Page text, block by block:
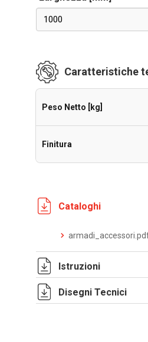
1000
Caratteristiche
Peso Netto [kg]
Finitura
Cataloghi
Istruzioni
Istruzioni di
Disegni Tecnici